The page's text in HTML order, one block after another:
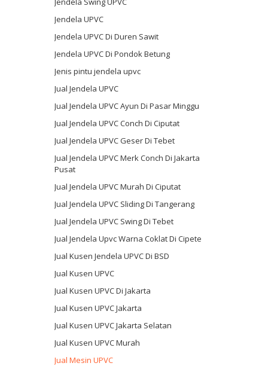
Jendela UPVC
Jendela UPVC Di Duren Sawit
Jendela UPVC Di Pondok Betung
Jenis pintu jendela upvc
Jual Jendela UPVC
Jual Jendela UPVC Ayun Di Pasar Minggu
Jual Jendela UPVC Conch Di Ciputat
Jual Jendela UPVC Geser Di Tebet
Jual Jendela UPVC Merk Conch Di Jakarta
Pusat
Jual Jendela UPVC Murah Di Ciputat
Jual Jendela UPVC Sliding Di Tangerang
Jual Jendela UPVC Swing Di Tebet
Jual Jendela Upvc Warna Coklat Di Cipete
Jual Kusen Jendela UPVC Di BSD
Jual Kusen UPVC
Jual Kusen UPVC Di Jakarta
Jual Kusen UPVC Jakarta
Jual Kusen UPVC Jakarta Selatan
Jual Kusen UPVC Murah
Jual Mesin UPVC